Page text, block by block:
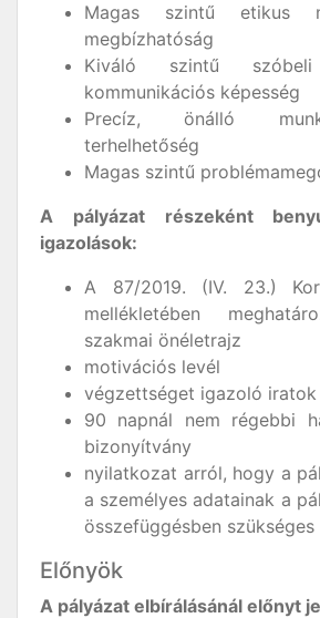
Magas szintű etikus
megbízhatóság
Kiváló szintű
kommunikációs képesség
Precíz, önálló
terhelhetőség
Magas szintű
A pályázat részeként
igazolások:
A 87/2019. (IV. 23.)
mellékletében
szakmai önéletrajz
motivációs levél
végzettséget igazoló iratok
90 napnál nem régebbi
bizonyítvány
nyilatkozat arról, hogy a
a személyes adatainak a
összefüggésben szükséges
Előnyök
A pályázat elbírálásánál előnyt